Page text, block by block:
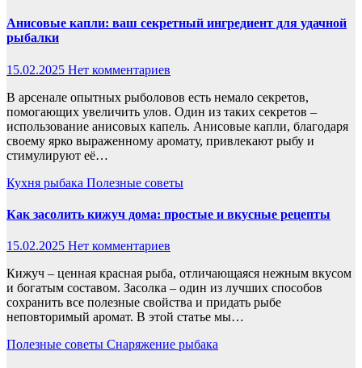
Анисовые капли: ваш секретный ингредиент для удачной
рыбалки
15.02.2025 Нет комментариев
В арсенале опытных рыболовов есть немало секретов,
помогающих увеличить улов. Один из таких секретов –
использование анисовых капель. Анисовые капли, благодаря
своему ярко выраженному аромату, привлекают рыбу и
стимулируют её…
Кухня рыбака Полезные советы
Как засолить кижуч дома: простые и вкусные рецепты
15.02.2025 Нет комментариев
Кижуч – ценная красная рыба, отличающаяся нежным вкусом
и богатым составом. Засолка – один из лучших способов
сохранить все полезные свойства и придать рыбе
неповторимый аромат. В этой статье мы…
Полезные советы Снаряжение рыбака